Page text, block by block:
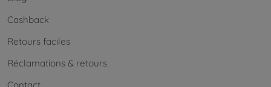
Cashback
Retours faciles
Réclamations & retours
Contact